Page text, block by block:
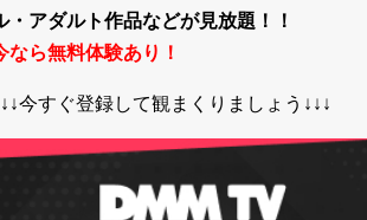
・アダルト作品などが見放題！！
なら無料体験あり！
今すぐ登録して観まくりましょう↓↓↓